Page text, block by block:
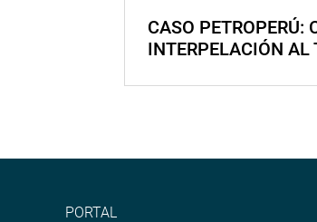
CASO PETROPERÚ:
INTERPELACIÓN AL
PORTAL